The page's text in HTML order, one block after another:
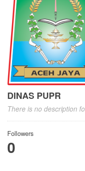
DINAS PUPR
There is no description
Followers
0